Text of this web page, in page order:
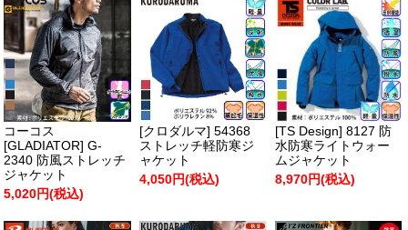
コーコス
[GLADIATOR] G-
2340 防風ストレッチ
ジャケット
5,020円(税込)
[クロダルマ] 54368
ストレッチ軽防寒ジ
ャケット
4,050円(税込)
[TS Design] 8127 防
水防寒ライトウォー
ムジャケット
8,970円(税込)